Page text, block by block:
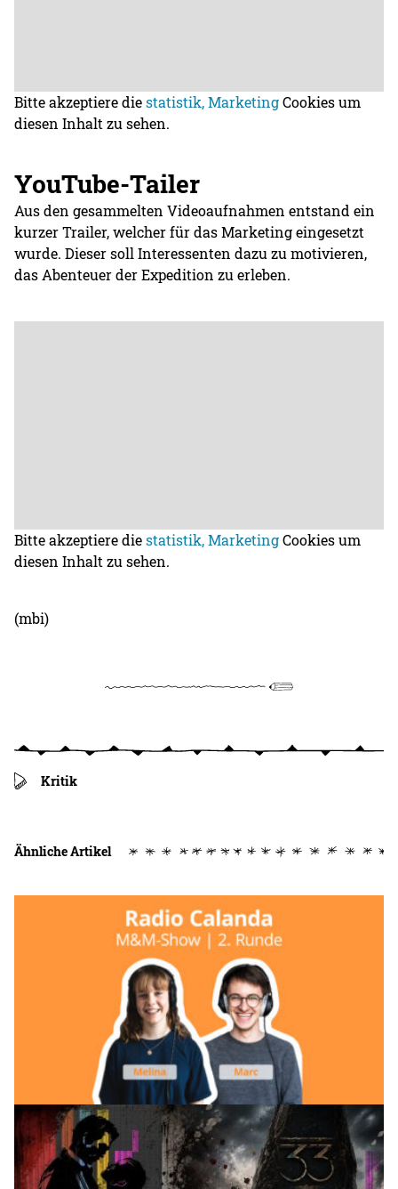
Bitte akzeptiere diestatistik, MarketingCookies um
diesen Inhalt zu sehen.
YouTube-Tailer
Aus den gesammelten Videoaufnahmen entstand ein
kurzer Trailer, welcher für das Marketing eingesetzt
wurde. Dieser soll Interessenten dazu zu motivieren,
das Abenteuer der Expedition zu erleben.
Bitte akzeptiere diestatistik, MarketingCookies um
diesen Inhalt zu sehen.
(mbi)
Kritik
Ähnliche Artikel